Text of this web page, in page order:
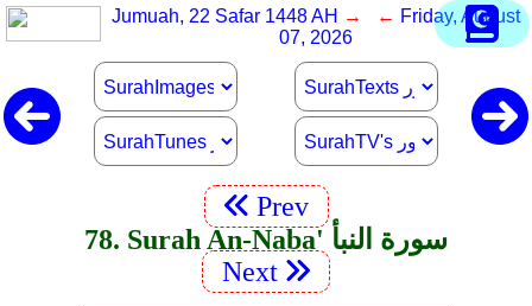
Jumuah, 22 Safar 1448 AH → ← Friday, August
07, 2026
Prev
78. Surah An-Naba' سورة النبأ
Next